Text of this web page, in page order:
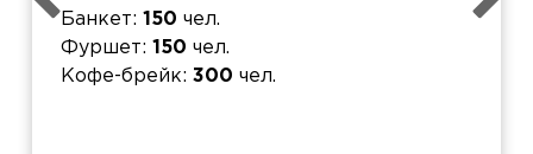
Банкет 150 чел.
Фуршет
150 чел.
Кофе-брейк
300 чел.